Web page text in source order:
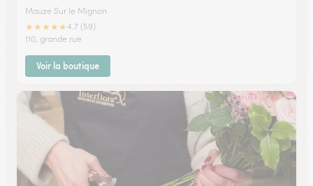
Mauze Sur le Mignon
★★★★★4.7 (59)
110, grande rue
Voir la boutique